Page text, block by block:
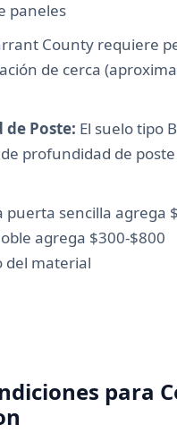
paneles
County requiere
de cerca
Poste: El suelo tipo
profundidad de
puerta sencilla agrega
agrega $300-$800
del material
para